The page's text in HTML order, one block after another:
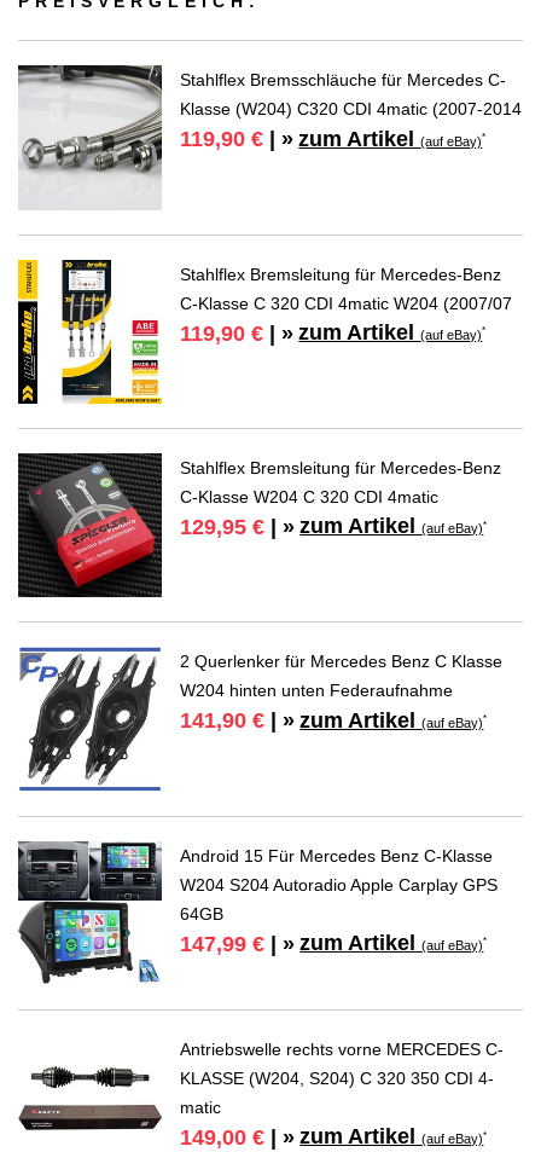
Stahlflex Bremsschläuche für Mercedes C-
Klasse (W204) C320 CDI 4matic (2007-2014
119,90 € | » zum Artikel(auf eBay)*
Stahlflex Bremsleitung für Mercedes-Benz
C-Klasse C 320 CDI 4matic W204 (2007/07
119,90 € | » zum Artikel(auf eBay)*
Stahlflex Bremsleitung für Mercedes-Benz
C-Klasse W204 C 320 CDI 4matic
129,95 € | » zum Artikel(auf eBay)*
2 Querlenker für Mercedes Benz C Klasse
W204 hinten unten Federaufnahme
141,90 € | » zum Artikel(auf eBay)*
Android 15 Für Mercedes Benz C-Klasse
W204 S204 Autoradio Apple Carplay GPS
64GB
147,99 € | » zum Artikel(auf eBay)*
Antriebswelle rechts vorne MERCEDES C-
KLASSE (W204, S204) C 320 350 CDI 4-
matic
149,00 € | » zum Artikel(auf eBay)*